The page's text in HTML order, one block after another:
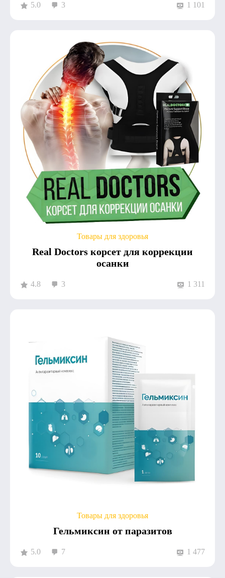
5.0 3 1 101
Товары для здоровья
Real Doctors корсет для коррекции
осанки
4.8 3 1 311
Товары для здоровья
Гельмиксин от паразитов
5.0 7 1 477